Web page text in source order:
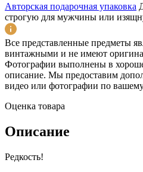
Авторская подарочная упаковка
строгую для мужчины или
Все представленные предметы
винтажными и не имеют
Фотографии выполнены в
описание. Мы предоставим
видео или фотографии по вашему
Оценка товара
Описание
Редкость!